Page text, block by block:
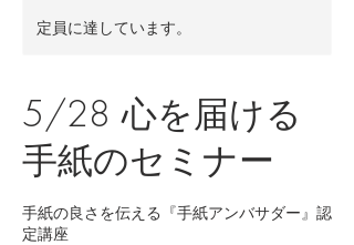
定員に達しています。
5/28 心を届ける
手紙のセミナー
手紙の良さを伝える『手紙アンバサダー』認
定講座